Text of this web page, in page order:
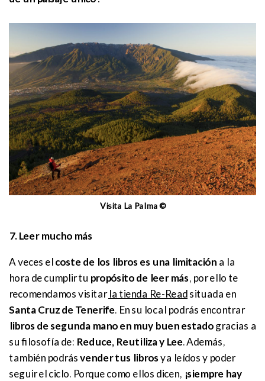
Visita La Palma ©
7. Leer mucho más
A veces elcoste de los libros es una limitación a la
hora de cumplir tu propósito de leer más, por ello te
recomendamos visitarla tienda Re-Readsituada en
Santa Cruz de Tenerife. En su local podrás encontrar
libros de segunda mano en muy buen estadogracias a
su filosofía de: Reduce, Reutiliza y Lee. Además,
también podrásvender tus librosya leídos y poder
seguir el ciclo. Porque como ellos dicen, ¡siempre hay